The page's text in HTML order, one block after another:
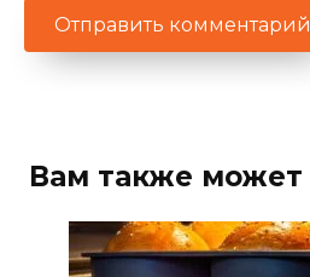
Вам также может